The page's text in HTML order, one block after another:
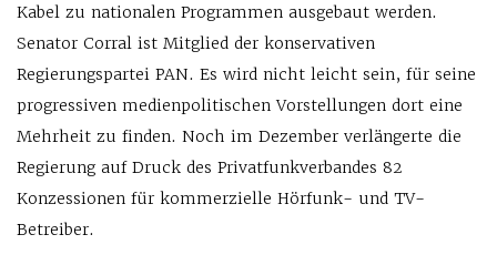
Kabel zu nationalen Programmen ausgebaut werden.
Senator Corral ist Mitglied der konservativen
Regierungspartei PAN. Es wird nicht leicht sein, für seine
progressiven medienpolitischen Vorstellungen dort eine
Mehrheit zu finden. Noch im Dezember verlängerte die
Regierung auf Druck des Privatfunkverbandes 82
Konzessionen für kommerzielle Hörfunk- und TV-
Betreiber.